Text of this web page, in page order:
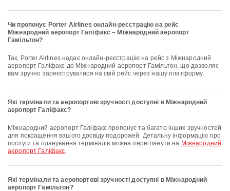
Чи пропонує Porter Airlines онлайн-реєстрацію на рейс
Міжнародний аеропорт Галіфакс – Міжнародний аеропорт
Гамільтон?
Так, Porter Airlines надає онлайн-реєстрацію на рейс з Міжнародний
аеропорт Галіфакс до Міжнародний аеропорт Гамільтон, що дозволяє
вам зручно зареєструватися на свій рейс через нашу платформу.
Які термінали та аеропортові зручності доступні в Міжнародний
аеропорт Галіфакс?
Міжнародний аеропорт Галіфакс пропонує та багато інших зручностей
для покращення вашого досвіду подорожей. Детальну інформацію про
послуги та планування терміналів можна переглянути на Міжнародний
аеропорт Галіфакс.
Які термінали та аеропортові зручності доступні в Міжнародний
аеропорт Гамільтон?